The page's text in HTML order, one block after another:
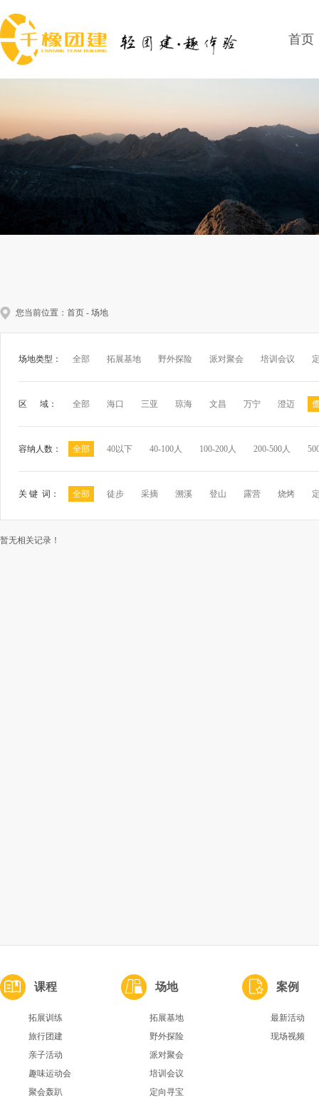
首页
您当前位置： 首页 - 场地
场地类型： 全部 拓展基地 野外探险 派对聚会 培训会议
区 域： 全部 海口 三亚 琼海 文昌 万宁 澄迈
容纳人数： 全部 40以下 40-100人 100-200人 200-500人
关 键 词： 全部 徒步 采摘 溯溪 登山 露营 烧烤
暂无相关记录！
课程
拓展训练
旅行团建
亲子活动
趣味运动会
聚会轰趴
场地
拓展基地
野外探险
派对聚会
培训会议
定向寻宝
案例
最新活动
现场视频